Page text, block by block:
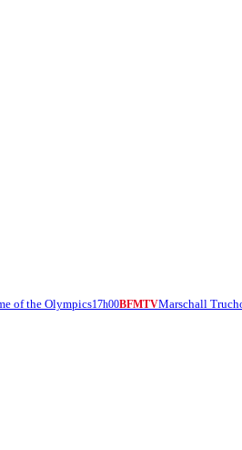
of the Olympics17h00BFMTVMarschall